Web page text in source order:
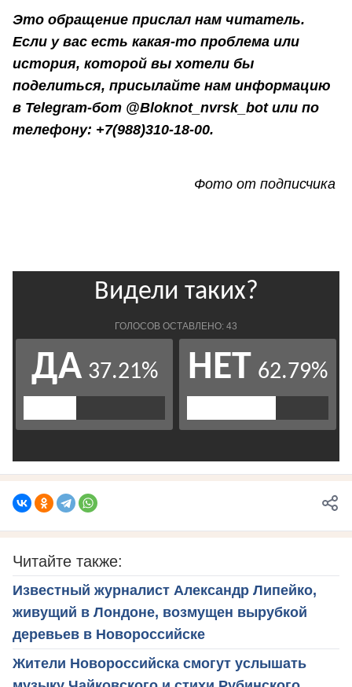
Это обращение прислал нам читатель.
Если у вас есть какая-то проблема или
история, которой вы хотели бы
поделиться, присылайте нам информацию
в Telegram-бот @Bloknot_nvrsk_bot или по
телефону: +7(988)310-18-00.
Фото от подписчика
Читайте также:
Известный журналист Александр Липейко,
живущий в Лондоне, возмущен вырубкой
деревьев в Новороссийске
Жители Новороссийска смогут услышать